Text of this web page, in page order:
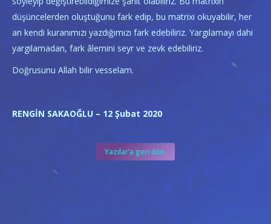
düşüncelerden oluştuğunu fark edip, bu matrixi okuyabilir, her
an kendi kuranımızı yazdığımızı fark edebiliriz. Yargılamayı dahi
yargılamadan, fark âlemini seyr ve zevk edebiliriz.
Doğrusunu Allah bilir vesselam.
RENGİN SAKAOĞLU – 12 Şubat 2020
Yazılar’a geri dön.